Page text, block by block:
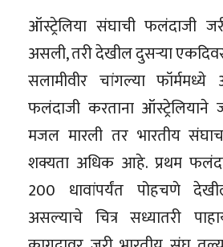
ऑस्ट्रेलिया संघाची फलंदाजी
असली, तरी देखील दुसऱ्या
सलामीवीर चांगल्या
फलंदाजी करताना ऑस्ट्रेलियाने
मजल मारली तर भारतीय
शक्यता अधिक आहे. प्रथम
200 धावांपर्यंत पोहचणे
असल्याचे चित्र सध्यातरी